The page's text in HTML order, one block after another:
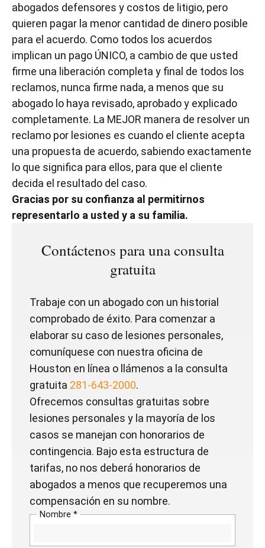
abogados defensores y costos de litigio, pero
quieren pagar la menor cantidad de dinero posible
para el acuerdo. Como todos los acuerdos
implican un pago ÚNICO, a cambio de que usted
firme una liberación completa y final de todos los
reclamos, nunca firme nada, a menos que su
abogado lo haya revisado, aprobado y explicado
completamente. La MEJOR manera de resolver un
reclamo por lesiones es cuando el cliente acepta
una propuesta de acuerdo, sabiendo exactamente
lo que significa para ellos, para que el cliente
decida el resultado del caso.
Gracias por su confianza al permitirnos
representarlo a usted y a su familia.
Contáctenos para una consulta
gratuita
Trabaje con un abogado con un historial
comprobado de éxito. Para comenzar a
elaborar su caso de lesiones personales,
comuníquese con nuestra oficina de
Houston en línea o llámenos a la consulta
gratuita 281-643-2000.
Ofrecemos consultas gratuitas sobre
lesiones personales y la mayoría de los
casos se manejan con honorarios de
contingencia. Bajo esta estructura de
tarifas, no nos deberá honorarios de
abogados a menos que recuperemos una
compensación en su nombre.
Nombre *